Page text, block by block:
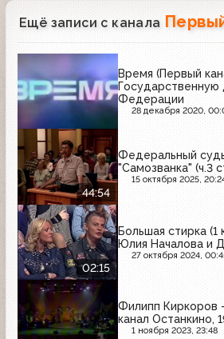
Ещё записи с канала
Время (Первый
Государственную
Федерации
28 декабря 2020,
44:54
Федеральный
"Самозванка" (ч.3
15 октября 2025,
02:15
Большая стирка (1
Юлия Началова и
27 октября 2024,
Филипп Киркоров
канал Останкино,
1 ноября 2023, 23:48